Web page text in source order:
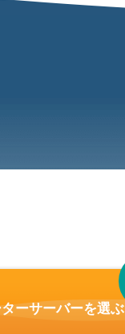
ーサーバーを選ぶ